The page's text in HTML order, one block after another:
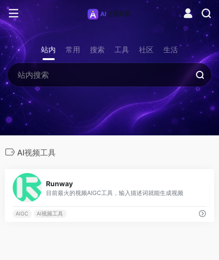
站内 常用 搜索 工具 社区 生活
AI视频工具
Runway
目前最火的视频AIGC工具，输入描述词就能生成视频
AIGC AI视频工具